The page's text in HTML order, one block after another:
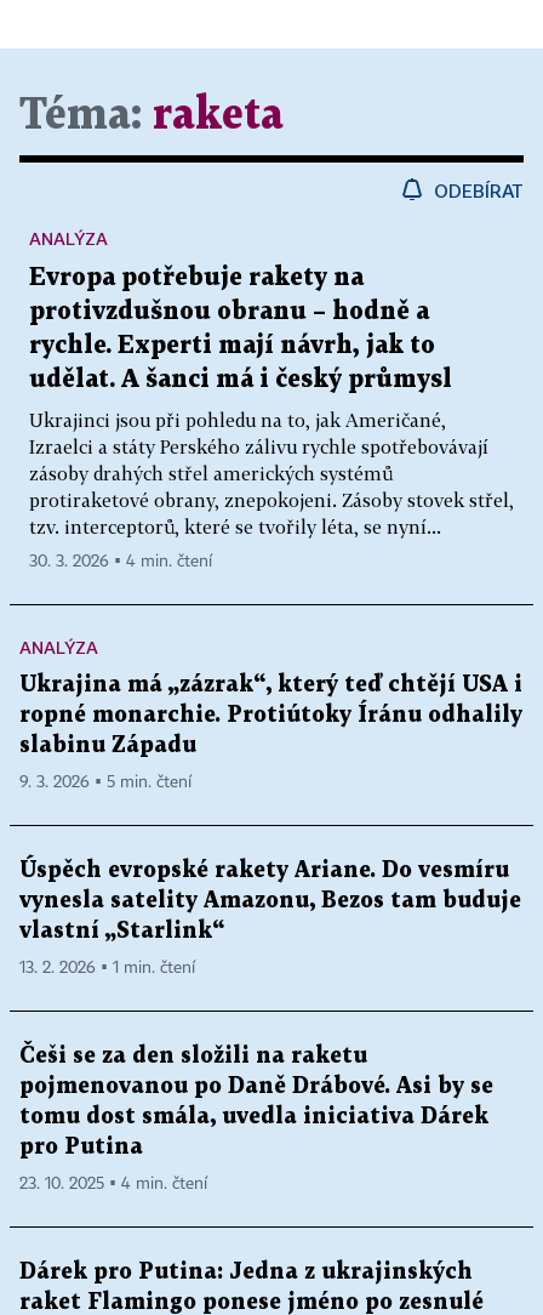
Téma: raketa
ODEBÍRAT
Evropa potřebuje rakety na
protivzdušnou obranu – hodně a
rychle. Experti mají návrh, jak to
udělat. A šanci má i český průmysl
Ukrajinci jsou při pohledu na to, jak Američané,
Izraelci a státy Perského zálivu rychle spotřebovávají
zásoby drahých střel amerických systémů
protiraketové obrany, znepokojeni. Zásoby stovek střel,
tzv. interceptorů, které se tvořily léta, se nyní...
ANALÝZA
30. 3. 2026 ▪ 4 min. čtení
ANALÝZA
Ukrajina má „zázrak“, který teď chtějí USA i
ropné monarchie. Protiútoky Íránu odhalily
slabinu Západu
9. 3. 2026 ▪ 5 min. čtení
Úspěch evropské rakety Ariane. Do vesmíru
vynesla satelity Amazonu, Bezos tam buduje
vlastní „Starlink“
13. 2. 2026 ▪ 1 min. čtení
Češi se za den složili na raketu
pojmenovanou po Daně Drábové. Asi by se
tomu dost smála, uvedla iniciativa Dárek
pro Putina
23. 10. 2025 ▪ 4 min. čtení
Dárek pro Putina: Jedna z ukrajinských
raket Flamingo ponese jméno po zesnulé